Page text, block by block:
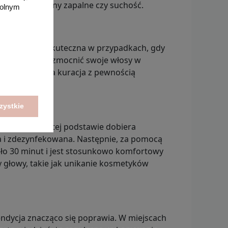
stany zapalne czy suchość.
również skuteczna w przypadkach, gdy
chcesz wzmocnić swoje włosy w
dobrana kuracja z pewnością
włosów. Na tej podstawie dobiera
zdezynfekowana. Następnie, za pomocą
30 minut i jest stosunkowo komfortowy
takie jak unikanie kosmetyków
znacząco się poprawia. W miejscach